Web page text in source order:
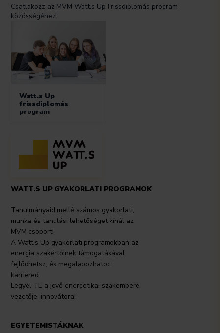
Csatlakozz az MVM Watt.s Up Frissdiplomás program
közösségéhez!
Watt.s Up
frissdiplomás
program
WATT.S UP GYAKORLATI PROGRAMOK
Tanulmányaid mellé számos gyakorlati,
munka és tanulási lehetőséget kínál az
MVM csoport!
A Watt.s Up gyakorlati programokban az
energia szakértőinek támogatásával
fejlődhetsz, és megalapozhatod
karriered.
Legyél TE a jövő energetikai szakembere,
vezetője, innovátora!
EGYETEMISTÁKNAK